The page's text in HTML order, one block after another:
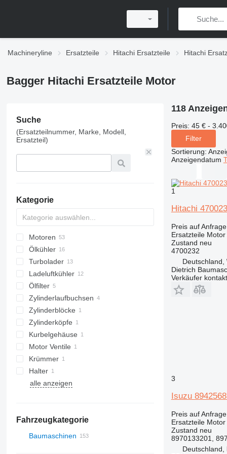
Machineryline Ersatzteile Hitachi Ersatzteile Hitachi
Bagger Hitachi Ersatzteile Motor
Suche
(Ersatzteilnummer, Marke, Modell,
Ersatzteil)
Kategorie
Motoren
Ölkühler
Turbolader
Ladeluftkühler
Ölfilter
Zylinderlaufbuchsen
Zylinderblöcke
Zylinderköpfe
Kurbelgehäuse
Motor Ventile
Krümmer
Halter
alle anzeigen
Fahrzeugkategorie
Baumaschinen
118
Preis: 45 € -
Filter
Sortierung:
Anzeigendatum
1
Hitachi
Preis auf Anfrage
Ersatzteile
Zustand neu
4700232
Deutschland,
Dietrich
Verkäufer
3
Isuzu
Preis auf Anfrage
Ersatzteile
Zustand neu
8970133201,
Deutschland,